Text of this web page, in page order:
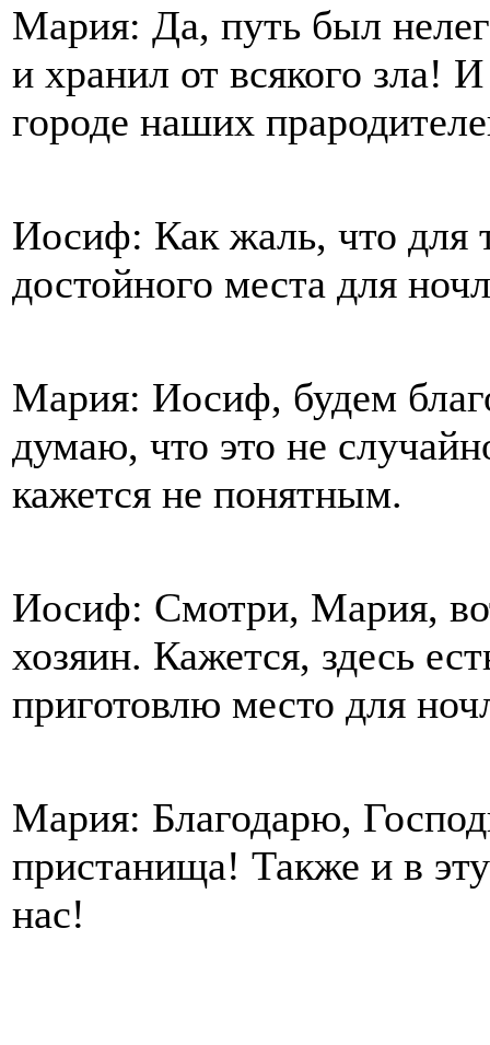
Мария: Да, путь был
и хранил от всякого зла!
городе наших
Иосиф: Как жаль, что для
достойного места для
Мария: Иосиф, будем
думаю, что это не
кажется не понятным.
Иосиф: Смотри, Мария,
хозяин. Кажется, здесь
приготовлю место для
Мария: Благодарю,
пристанища! Также и в
нас!